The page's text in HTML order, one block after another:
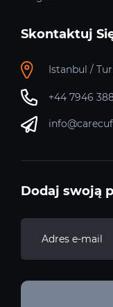
Skontaktuj
Istanbul /
+44 7946
Dodaj swoją